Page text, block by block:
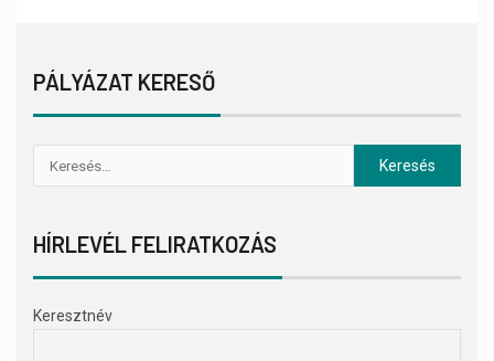
PÁLYÁZAT KERESŐ
HÍRLEVÉL FELIRATKOZÁS
Keresztnév